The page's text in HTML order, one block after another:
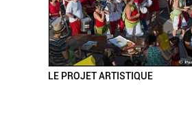
LE PROJET ARTISTIQUE